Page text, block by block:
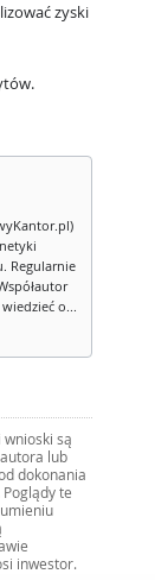
zyski
Regularnie
o...
są
lub
dokonania
te
inwestor.